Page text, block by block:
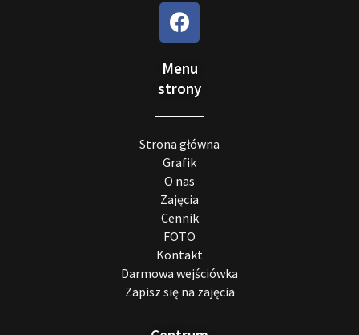
Menu
strony
Strona główna
Grafik
O nas
Zajęcia
Cennik
FOTO
Kontakt
Darmowa wejściówka
Zapisz się na zajęcia